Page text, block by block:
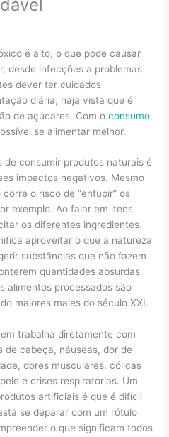
é alto, o que pode causar
desde infecções a problemas
dever ter cuidados
diária, haja vista que é
de açúcares. Com oconsumo
se alimentar melhor.
consumir produtos naturais é
impactos negativos. Mesmo
o risco de “entupir” os
exemplo. Ao falar em itens
os diferentes ingredientes.
aproveitar o que a natureza
substâncias que não fazem
quantidades absurdas
alimentos processados são
maiores males do século XXI.
trabalha diretamente com
de cabeça, náuseas, dor de
dores musculares, cólicas
e crises respiratórias. Um
artificiais é que é difícil
se deparar com um rótulo
o que significam todos